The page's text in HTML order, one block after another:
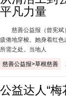
平凡力量
慈善公益报（曾宪斌
疲倦地穿梭。她身着红
所需之处。当地人
慈善公益报>草根慈善
公益达人“